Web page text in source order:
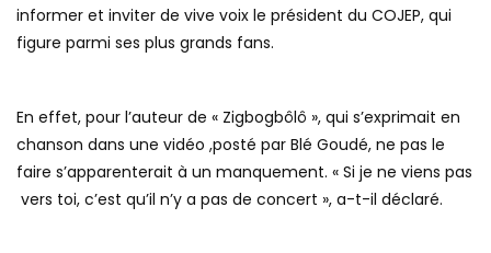
informer et inviter de vive voix le président du COJEP, qui
figure parmi ses plus grands fans.
En effet, pour l’auteur de « Zigbogbôlô », qui s’exprimait en
chanson dans une vidéo ,posté par Blé Goudé, ne pas le
faire s’apparenterait à un manquement. « Si je ne viens pas
vers toi, c’est qu’il n’y a pas de concert », a-t-il déclaré.